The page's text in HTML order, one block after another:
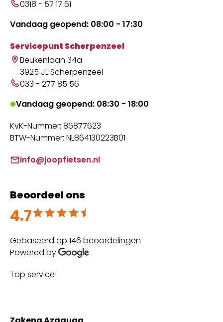
0318 - 57 17 61
Vandaag geopend: 08:00 - 17:30
Servicepunt Scherpenzeel
Beukenlaan 34a
3925 JL Scherpenzeel
033 - 277 85 56
Vandaag geopend: 08:30 - 18:00
KvK-Nummer: 86877623
BTW-Nummer: NL864130223B01
info@joopfietsen.nl
Beoordeel ons
4.7
Beoordeeld met 4.7 uit 5
Gebaseerd op 146 beoordelingen
Powered by